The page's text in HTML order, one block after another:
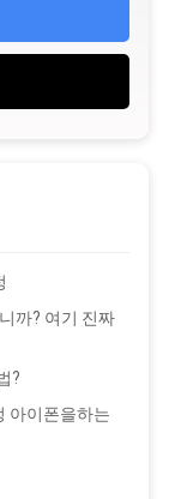
까? 여기 진짜
?
아이폰을하는